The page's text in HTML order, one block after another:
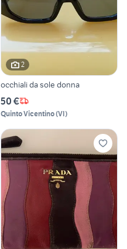
2
occhiali da sole donna
50 €
Quinto Vicentino(VI)